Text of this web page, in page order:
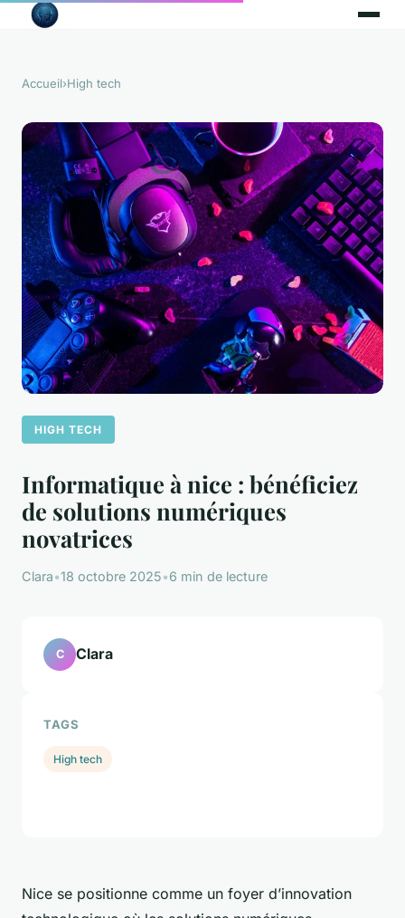
Accueil›High tech
HIGH TECH
Informatique à nice : bénéficiez
de solutions numériques
novatrices
Clara•18 octobre 2025•6 min de lecture
Nice se positionne comme un foyer d’innovation
C Clara
TAGS
High tech